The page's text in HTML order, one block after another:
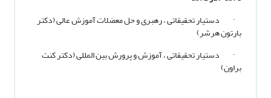
· دستیار تحقیقاتی ، رهبری و حل معضلات آموزش عالی (دکتر
بارتون هرشر)
· دستیار تحقیقاتی ، آموزش و پرورش بین المللی (دکتر کنت
براون)